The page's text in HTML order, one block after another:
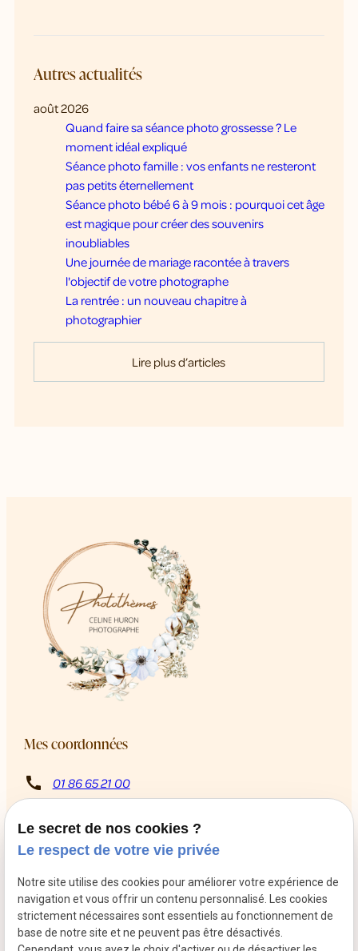
Autres actualités
août 2026
Quand faire sa séance photo grossesse ? Le
moment idéal expliqué
Séance photo famille : vos enfants ne resteront
pas petits éternellement
Séance photo bébé 6 à 9 mois : pourquoi cet âge
est magique pour créer des souvenirs
inoubliables
Une journée de mariage racontée à travers
l'objectif de votre photographe
La rentrée : un nouveau chapitre à
photographier
Lire plus d’articles
Mes coordonnées
call 01 86 65 21 00
8 Rue Rabutin Chantal
13009 Marseille
Du mardi au samedi de 10h à 12h puis de 14h à 18h
Retrouvez-moi sur les réseaux sociaux
Le secret de nos cookies ?
Le respect de votre vie privée
Notre site utilise des cookies pour améliorer votre expérience de
navigation et vous offrir un contenu personnalisé. Les cookies
strictement nécessaires sont essentiels au fonctionnement de
base de notre site et ne peuvent pas être désactivés.